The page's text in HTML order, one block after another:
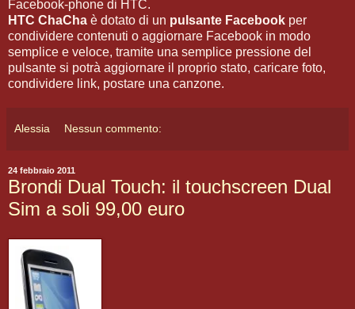
Facebook-phone di HTC.
HTC ChaCha è dotato di un pulsante Facebook per
condividere contenuti o aggiornare Facebook in modo
semplice e veloce, tramite una semplice pressione del
pulsante si potrà aggiornare il proprio stato, caricare foto,
condividere link, postare una canzone.
Alessia Nessun commento:
24 febbraio 2011
Brondi Dual Touch: il touchscreen Dual
Sim a soli 99,00 euro